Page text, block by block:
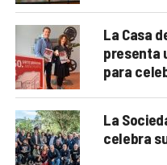
La Casa
presenta
para
La
celebra